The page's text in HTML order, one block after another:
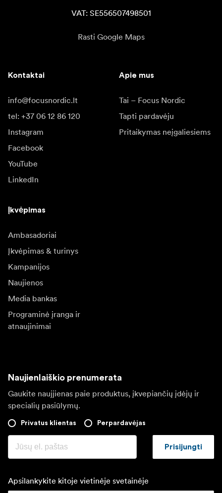
VAT: SE556507498501
Rasti Google Maps
Kontaktai
info@focusnordic.lt
tel: +37 06 12 86 120
Instagram
Facebook
YouTube
LinkedIn
Apie mus
Tai – Focus Nordic
Tapti pardavėju
Pritaikymas neįgaliesiems
Įkvėpimas
Ambasadoriai
Įkvėpimas & turinys
Kampanijos
Naujienos
Media bankas
Programinė įranga ir
atnaujinimai
Naujienlaiškio prenumerata
Gaukite naujjienas paie produktus, įkvepiančių įdėjų ir
specialių pasiūlymų.
Privatus klientas Perpardavėjas
Prisijungti
Apsilankykite kitoje vietinėje svetainėje